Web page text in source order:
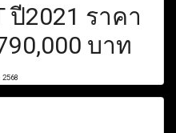
ปี2021 ราคา
บาท
2568